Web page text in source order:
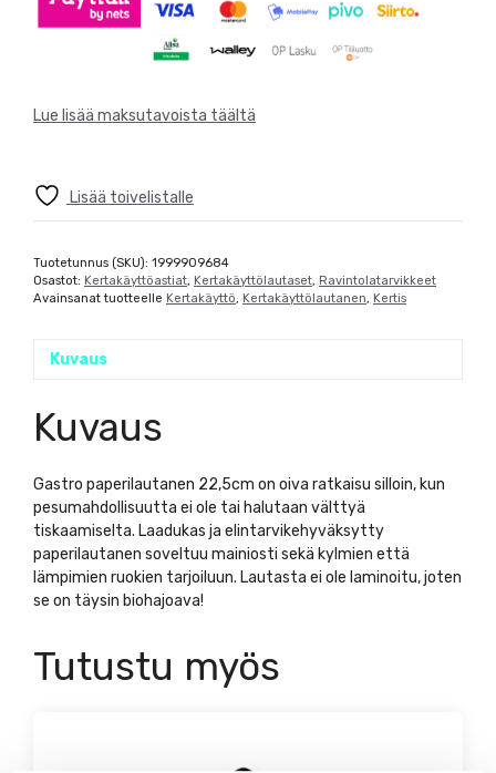
Lue lisää maksutavoista täältä
Lisää toivelistalle
Tuotetunnus (SKU): 1999909684
Osastot: Kertakäyttöastiat, Kertakäyttölautaset, Ravintolatarvikkeet
Avainsanat tuotteelle Kertakäyttö, Kertakäyttölautanen, Kertis
Kuvaus
Kuvaus
Gastro paperilautanen 22,5cm on oiva ratkaisu silloin, kun
pesumahdollisuutta ei ole tai halutaan välttyä
tiskaamiselta. Laadukas ja elintarvikehyväksytty
paperilautanen soveltuu mainiosti sekä kylmien että
lämpimien ruokien tarjoiluun. Lautasta ei ole laminoitu, joten
se on täysin biohajoava!
Tutustu myös